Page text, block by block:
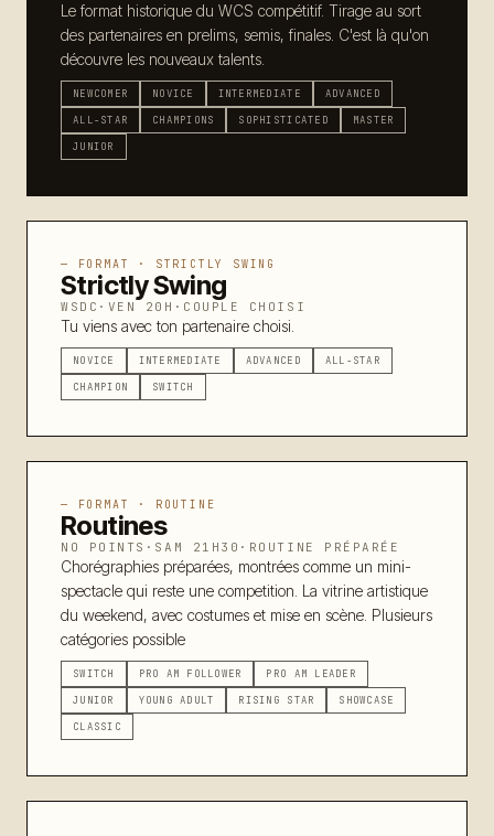
FAQ
FR | EN
Le format historique du WCS compétitif. Tirage au sort
des partenaires en prelims, semis, finales. C'est là qu'on
découvre les nouveaux talents.
NEWCOMER NOVICE INTERMEDIATE
ADVANCED
ALL-STAR
CHAMPIONS SOPHISTICATED
MASTER
JUNIOR
— FORMAT · STRICTLY SWING
Strictly Swing
WSDC · VEN 20H · COUPLE CHOISI
Tu viens avec ton partenaire choisi.
NOVICE INTERMEDIATE ADVANCED
ALL-STAR
CHAMPION
SWITCH
— FORMAT · ROUTINE
Routines
NO POINTS · SAM 21H30 · ROUTINE PRÉPARÉE
Chorégraphies préparées, montrées comme un mini-
spectacle qui reste une competition. La vitrine artistique
du weekend, avec costumes et mise en scène. Plusieurs
catégories possible
SWITCH PRO AM FOLLOWER
PRO AM LEADER
JUNIOR
YOUNG ADULT RISING STAR
SHOWCASE
CLASSIC